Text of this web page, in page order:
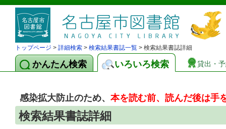
トップページ > 詳細検索 > 検索結果書誌一覧 > 検索結果書誌詳細
かんたん検索 いろいろ検索 貸出・
感染拡大防止のため、本を読む前、読んだ後は手
検索結果書誌詳細